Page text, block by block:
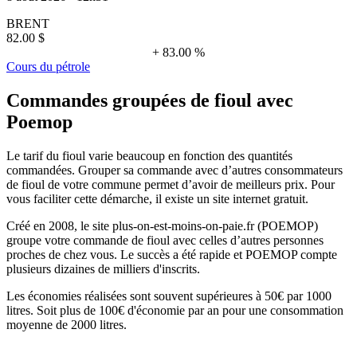
BRENT
82.00 $
+ 83.00 %
Cours du pétrole
Commandes groupées de fioul avec
Poemop
Le tarif du fioul varie beaucoup en fonction des quantités
commandées. Grouper sa commande avec d’autres consommateurs
de fioul de votre commune permet d’avoir de meilleurs prix. Pour
vous faciliter cette démarche, il existe un site internet gratuit.
Créé en 2008, le site plus-on-est-moins-on-paie.fr (POEMOP)
groupe votre commande de fioul avec celles d’autres personnes
proches de chez vous. Le succès a été rapide et POEMOP compte
plusieurs dizaines de milliers d'inscrits.
Les économies réalisées sont souvent supérieures à 50€ par 1000
litres. Soit plus de 100€ d'économie par an pour une consommation
moyenne de 2000 litres.